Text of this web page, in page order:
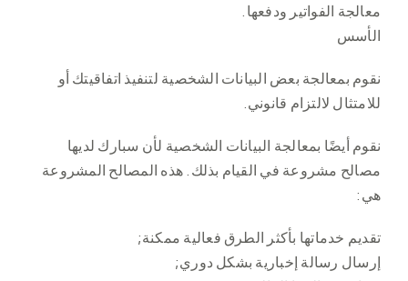
معالجة الفواتير ودفعها.
الأسس
نقوم بمعالجة بعض البيانات الشخصية لتنفيذ اتفاقيتك أو
للامتثال لالتزام قانوني.
نقوم أيضًا بمعالجة البيانات الشخصية لأن سبارك لديها
مصالح مشروعة في القيام بذلك. هذه المصالح المشروعة
هي:
تقديم خدماتها بأكثر الطرق فعالية ممكنة;
إرسال رسالة إخبارية بشكل دوري;